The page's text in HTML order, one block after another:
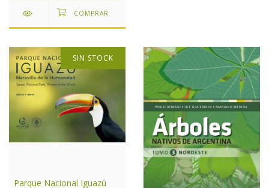
SIN STOCK
Parque Nacional Iguazú